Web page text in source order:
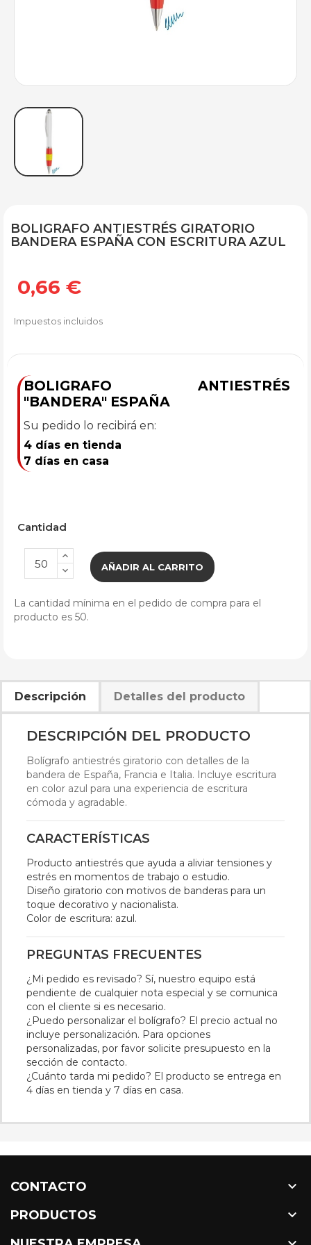
BOLIGRAFO ANTIESTRÉS GIRATORIO
BANDERA ESPAÑA CON ESCRITURA AZUL
0,66 €
Impuestos incluidos
BOLIGRAFO ANTIESTRÉS
"BANDERA" ESPAÑA
Su pedido lo recibirá en:
4 días en tienda
7 días en casa
Cantidad
AÑADIR AL CARRITO
La cantidad mínima en el pedido de compra para el
producto es 50.
Descripción Detalles del producto
DESCRIPCIÓN DEL PRODUCTO
Bolígrafo antiestrés giratorio con detalles de la
bandera de España, Francia e Italia. Incluye escritura
en color azul para una experiencia de escritura
cómoda y agradable.
CARACTERÍSTICAS
Producto antiestrés que ayuda a aliviar tensiones y
estrés en momentos de trabajo o estudio.
Diseño giratorio con motivos de banderas para un
toque decorativo y nacionalista.
Color de escritura: azul.
PREGUNTAS FRECUENTES
¿Mi pedido es revisado? Sí, nuestro equipo está
pendiente de cualquier nota especial y se comunica
con el cliente si es necesario.
¿Puedo personalizar el bolígrafo? El precio actual no
incluye personalización. Para opciones
personalizadas, por favor solicite presupuesto en la
sección de contacto.
¿Cuánto tarda mi pedido? El producto se entrega en
4 días en tienda y 7 días en casa.
CONTACTO 
PRODUCTOS 